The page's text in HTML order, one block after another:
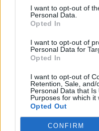
I want to opt-out of
Personal Data.
Opted In
I want to opt-out of
Personal Data for
Opted In
I want to opt-out of
Retention, Sale,
Personal Data that
Purposes for which it
Opted Out
CONFIRM
pomocy
inhibitor, ale nic poza
następnie z
Ascent próbowało
było w stanie
Illuminar Gaming.
Dzięki zwycięstwu w 3.
Illuminar Gaming